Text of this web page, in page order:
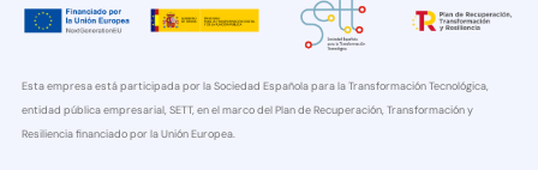
Esta empresa está participada por la Sociedad Española para la Transformación Tecnológica,
entidad pública empresarial, SETT, en el marco del Plan de Recuperación, Transformación y
Resiliencia financiado por la Unión Europea.